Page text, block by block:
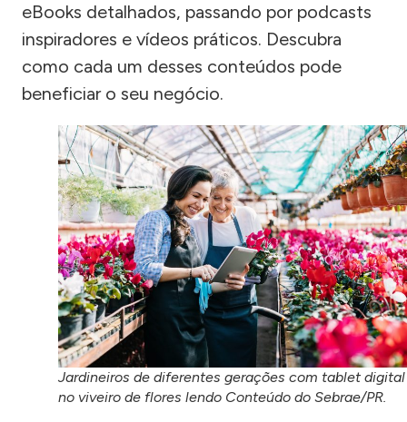
eBooks detalhados, passando por podcasts
inspiradores e vídeos práticos. Descubra
como cada um desses conteúdos pode
beneficiar o seu negócio.
Jardineiros de diferentes gerações com tablet digital
no viveiro de flores lendo Conteúdo do Sebrae/PR.